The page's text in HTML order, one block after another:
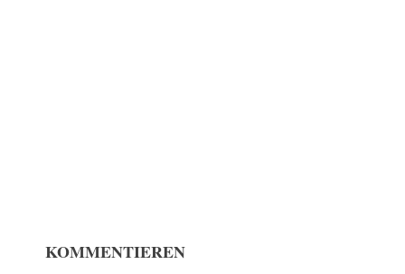
KOMMENTIEREN